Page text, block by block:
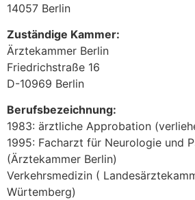
14057 Berlin
Zuständige Kammer:
Ärztekammer Berlin
Friedrichstraße 16
D-10969 Berlin
Berufsbezeichnung:
1983: ärztliche Approbation
1995: Facharzt für Neurologie und
(Ärztekammer Berlin)
Verkehrsmedizin (
Würtemberg)